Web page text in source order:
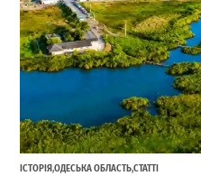
ІСТОРІЯ,ОДЕСЬКА ОБЛАСТЬ,СТАТТІ